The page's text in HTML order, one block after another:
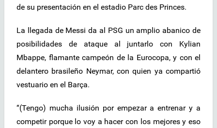
de su presentación en el estadio Parc des Princes.
La llegada de Messi da al PSG un amplio abanico de
posibilidades de ataque al juntarlo con Kylian
Mbappe, flamante campeón de la Eurocopa, y con el
delantero brasileño Neymar, con quien ya compartió
vestuario en el Barça.
“(Tengo) mucha ilusión por empezar a entrenar y a
competir porque lo voy a hacer con los mejores y eso